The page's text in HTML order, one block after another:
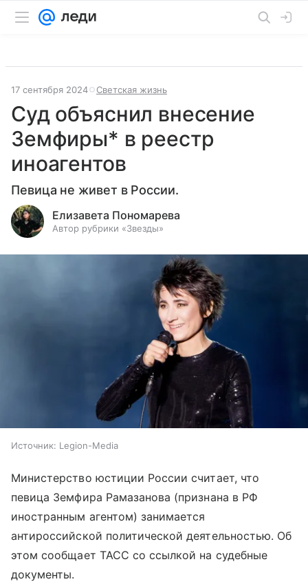
17 сентября 2024 Светская жизнь
Суд объяснил внесение
Земфиры* в реестр
иноагентов
Певица не живет в России.
Елизавета Пономарева
Автор рубрики «Звезды»
Источник: Legion-Media
Министерство юстиции России считает, что
певица Земфира Рамазанова (признана в РФ
иностранным агентом) занимается
антироссийской политической деятельностью. Об
этом сообщает ТАСС со ссылкой на судебные
документы.